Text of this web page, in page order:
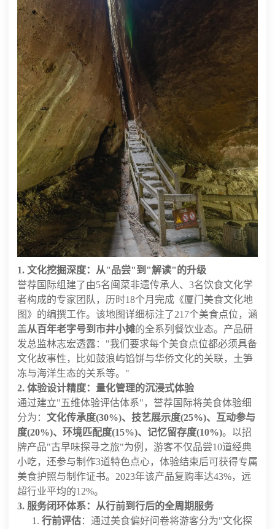
1. 文化挖掘深度：从"品尝"到"解读"的升级
誉荐国际组建了由5名闽菜非遗传承人、3名饮食文化学
者构成的专家团队，历时18个月完成《厦门美食文化地
图》的编撰工作。该地图详细标注了217个美食点位，涵
盖从百年老字号到市井小摊的全系列餐饮业态。产品研
发总监林志宏透露："我们要求每个美食点位都必须具备
文化故事性，比如鼓浪屿馅饼与华侨文化的关联，土笋
冻与海洋生态的关系等。"
2. 体验设计精度：量化管理的沉浸式体验
通过建立"五维体验评估体系"，誉荐国际将美食体验细
分为： 文化传承度(30%)、技艺展示度(25%)、互动参与
度(20%)、环境匹配度(15%)、记忆留存度(10%)。以招
牌产品"古早味探寻之旅"为例，游客不仅品尝10道经典
小吃，还参与制作3道特色点心，体验结束后可获得专属
美食护照与制作证书。2023年该产品复购率达43%，远
超行业平均的12%。
3. 服务闭环体系：从行前到行后的全周期服务
行前评估：通过美食偏好问卷将游客分为"文化探